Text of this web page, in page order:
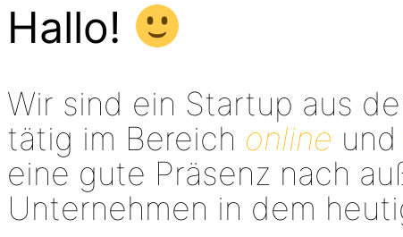
Hallo!
Wir sind ein Startup aus
tätig im Bereich online und
eine gute Präsenz nach
Unternehmen in dem